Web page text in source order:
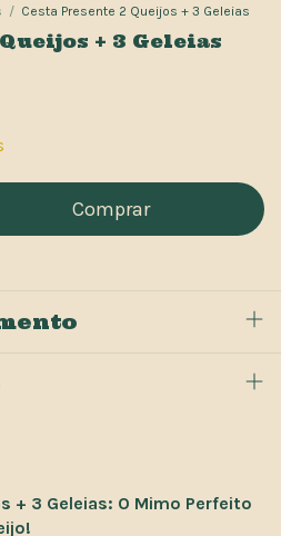
/ Cesta Presente 2 Queijos + 3 Geleias
+ 3 Geleias
+ 3 Geleias: O Mimo Perfeito